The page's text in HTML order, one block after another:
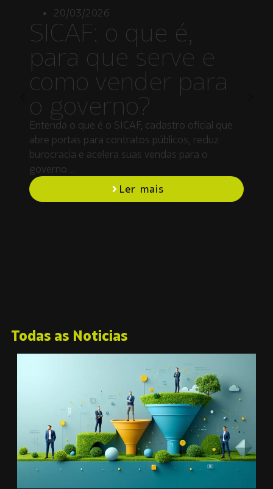
20/03/2026
SICAF: o que é,
para que serve e
como vender para
o governo?
Entenda o que é o SICAF, cadastro oficial que
abre portas para contratos públicos, reduz
burocracia e acelera suas vendas para o
governo….
Ler mais
Todas as Noticias